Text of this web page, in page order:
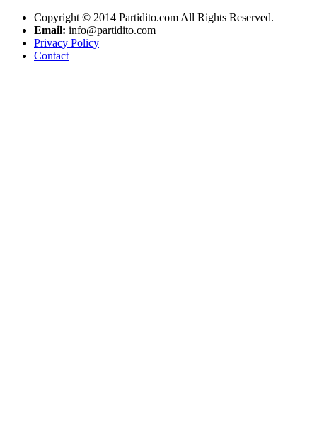
Copyright © 2014 Partidito.com All Rights Reserved.
Email: info@partidito.com
Privacy Policy
Contact